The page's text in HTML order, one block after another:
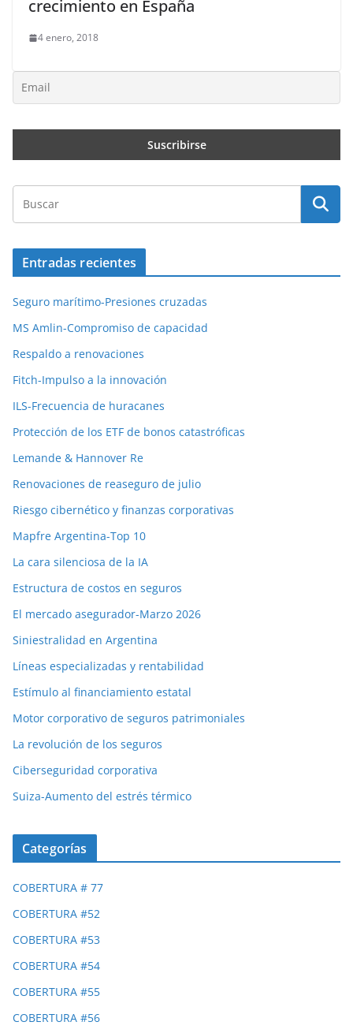
crecimiento en España
4 enero, 2018
Entradas recientes
Seguro marítimo-Presiones cruzadas
MS Amlin-Compromiso de capacidad
Respaldo a renovaciones
Fitch-Impulso a la innovación
ILS-Frecuencia de huracanes
Protección de los ETF de bonos catastróficas
Lemande & Hannover Re
Renovaciones de reaseguro de julio
Riesgo cibernético y finanzas corporativas
Mapfre Argentina-Top 10
La cara silenciosa de la IA
Estructura de costos en seguros
El mercado asegurador-Marzo 2026
Siniestralidad en Argentina
Líneas especializadas y rentabilidad
Estímulo al financiamiento estatal
Motor corporativo de seguros patrimoniales
La revolución de los seguros
Ciberseguridad corporativa
Suiza-Aumento del estrés térmico
Categorías
COBERTURA # 77
COBERTURA #52
COBERTURA #53
COBERTURA #54
COBERTURA #55
COBERTURA #56